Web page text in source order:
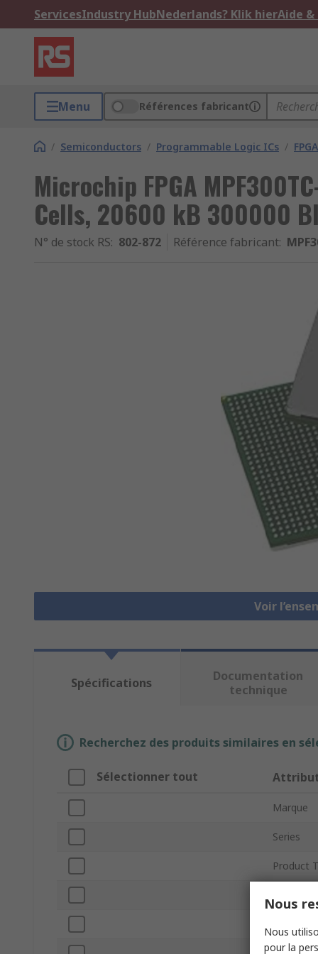
ServicesIndustry HubNederlands? Klik hierAide
Menu Références fabricant
/ Semiconductors / Programmable Logic ICs /
Microchip FPGA
Cells, 20600 kB 300000
N° de stock RS: 802-872 Référence fabricant:
Voir
Spécifications
Documentation
technique
Recherchez des produits similaires en
Sélectionner tout
Marque
Series
Product
Nous
Nous
pour la